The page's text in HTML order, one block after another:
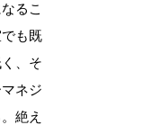
るこ
も既
、そ
ネジ
絶え